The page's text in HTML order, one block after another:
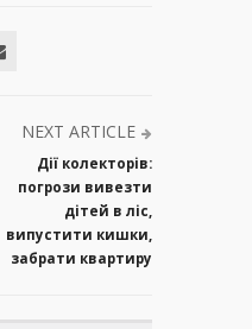
NEXT ARTICLE
Дії колекторів:
погрози вивезти
дітей в ліс,
випустити кишки,
забрати квартиру